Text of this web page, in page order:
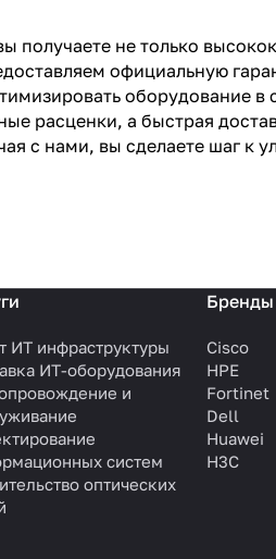
получаете не только
официальную
оборудование
расценки, а быстрая
с нами, вы сделаете шаг к
ИТ инфраструктуры
ИТ-оборудования
и
систем
оптических
Бренды
Cisco
HPE
Fortinet
Dell
Huawei
H3C